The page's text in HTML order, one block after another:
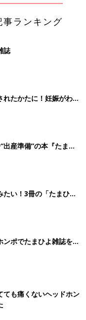
ランキング
誌
れたかたに！妊娠がわか
読む本『初めてのたまご
出産準備”の本『たまご
〈スペシャル大特集〉
たい！3冊の「たまひ
ンポでたまひよ雑誌を買
倍【期間限定】
ても痛くないヘッドホン